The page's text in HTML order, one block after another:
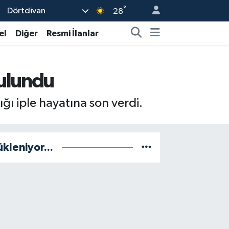
Dörtdivan 28°
Diğer Resmi İlanlar
iple hayatına son verdi.